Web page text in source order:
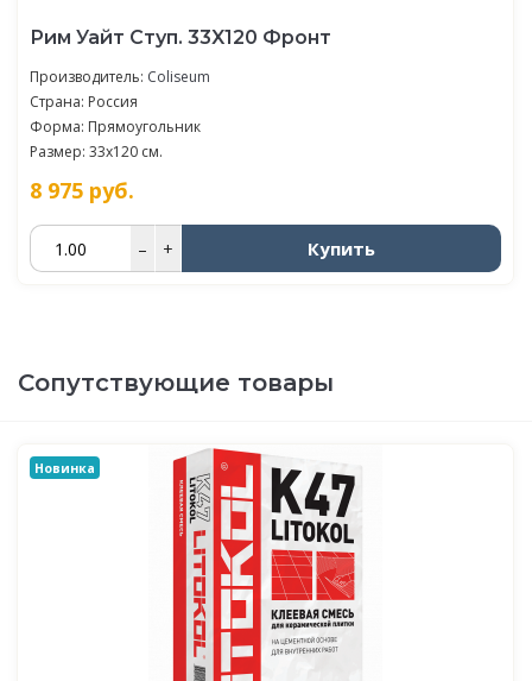
Рим Уайт Ступ. 33X120 Фронт
Производитель: Coliseum
Страна: Россия
Форма: Прямоугольник
Размер: 33x120 см.
8 975 руб.
– + Купить
Сопутствующие товары
Новинка